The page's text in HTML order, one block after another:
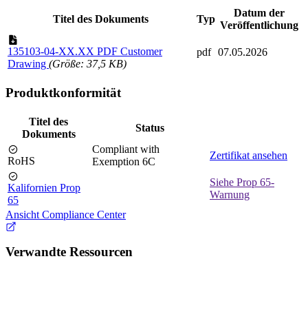
Titel des Dokuments Typ
Datum der
Veröffentlichung
135103-04-XX.XX PDF Customer
Drawing (Größe: 37,5 KB)
pdf 07.05.2026
Produktkonformität
Titel des
Dokuments
Status
RoHS
Compliant with
Exemption 6C
Zertifikat ansehen
Kalifornien Prop
65
Siehe Prop 65-
Warnung
Ansicht Compliance Center
Verwandte Ressourcen